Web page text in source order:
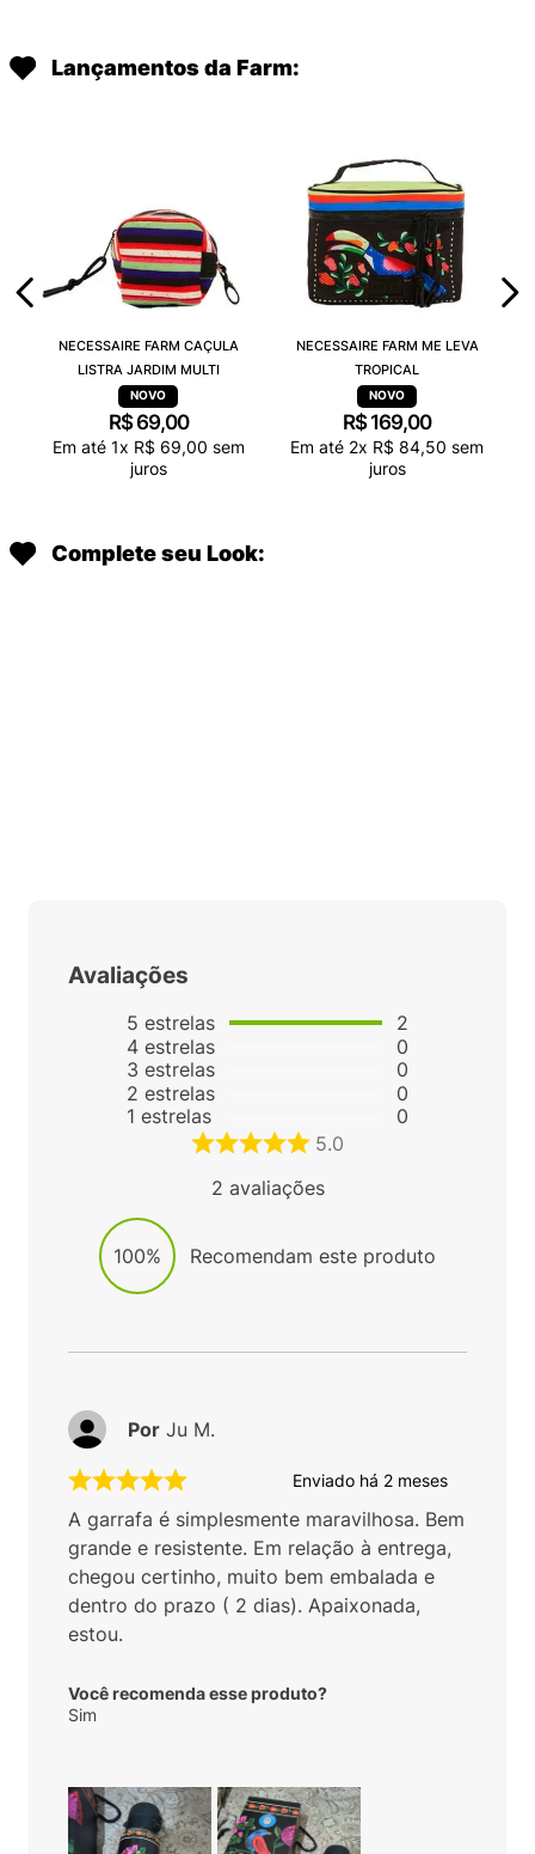
Lançamentos da Farm:
NECESSAIRE FARM CAÇULA
LISTRA JARDIM MULTI
R$ 69,00
Em até 1x R$ 69,00 sem
juros
NECESSAIRE FARM ME LEVA
TROPICAL
R$ 169,00
Em até 2x R$ 84,50 sem
juros
Complete seu Look:
Avaliações
5 estrelas
4 estrelas
3 estrelas
2 estrelas
1 estrelas
2
0
0
0
0
5.0
2 avaliações
100% Recomendam este produto
Enviado há 2 meses
A garrafa é simplesmente maravilhosa. Bem
grande e resistente. Em relação à entrega,
chegou certinho, muito bem embalada e
dentro do prazo ( 2 dias). Apaixonada,
estou.
Você recomenda esse produto?
Sim
Por Ju M.